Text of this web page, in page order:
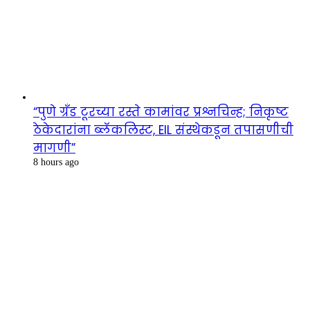
“पुणे ग्रँड टूरच्या रस्ते कामांवर प्रश्नचिन्ह; निकृष्ट
ठेकेदारांना ब्लॅकलिस्ट, EIL संस्थेकडून तपासणीची
मागणी”
8 hours ago